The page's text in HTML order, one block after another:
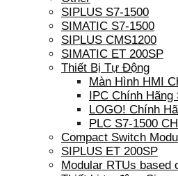
SIPLUS S7-1500
SIMATIC S7-1500
SIPLUS CMS1200
SIMATIC ET 200SP
Thiết Bị Tự Động
Màn Hình HMI
IPC Chính Hãng
LOGO! Chính
PLC S7-1500
Compact Switch
SIPLUS ET 200SP
Modular RTUs based